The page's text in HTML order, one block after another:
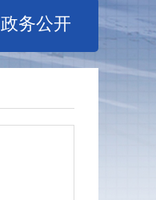
政务公开